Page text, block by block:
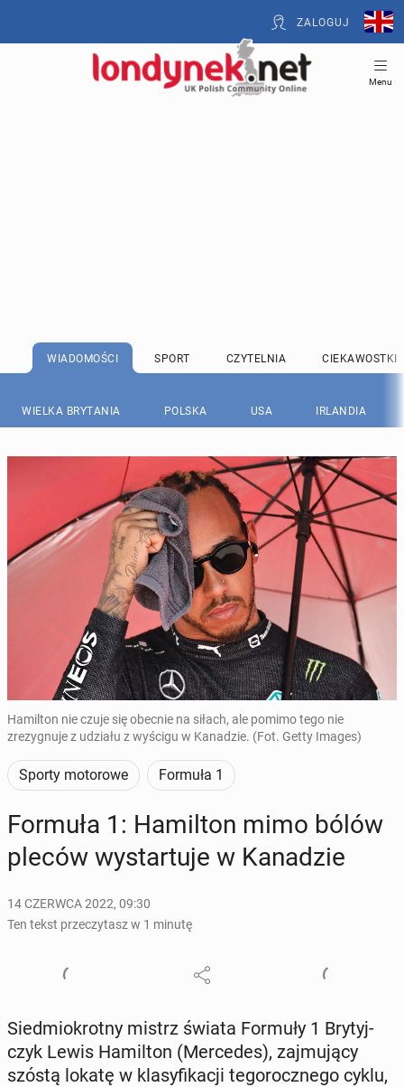
ZALOGUJ
Menu
WIADOMOŚCI SPORT CZYTELNIA CIEKAWOSTKI
WIELKA BRYTANIA POLSKA USA IRLANDIA
Hamilton nie czuje się obecnie na siłach, ale pomimo tego nie
zrezygnuje z udziału z wyścigu w Kanadzie. (Fot. Getty Images)
Sporty motorowe Formuła 1
Formuła 1: Ha­mil­ton mimo bólów
pleców wy­star­tu­je w Ka­na­dzie
14 CZERWCA 2022, 09:30
Ten tekst przeczytasz w 1 minutę
Sied­mio­krot­ny mistrz świata Formuły 1 Bry­tyj­
czyk Lewis Ha­mil­ton (Mer­ce­des), zaj­mu­ją­cy
szóstą lokatę w kla­sy­fi­ka­cji te­go­rocz­ne­go cyklu,